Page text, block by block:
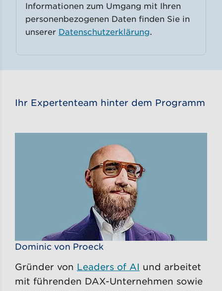
Informationen zum Umgang mit Ihren
personenbezogenen Daten finden Sie in
unserer Datenschutzerklärung.
Ihr Expertenteam hinter dem Programm
Dominic von Proeck
Gründer von Leaders of AI und arbeitet
mit führenden DAX-Unternehmen sowie